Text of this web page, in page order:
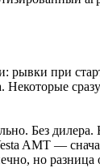
при
Некоторые
Без
AMT —
но разница